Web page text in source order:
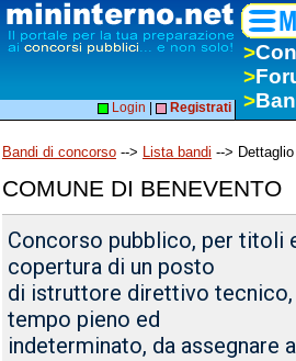
>
>
>
Login Registrati
Bandi di concorso --> Lista bandi -->
COMUNE DI BENEVENTO
Concorso pubblico, per titoli
copertura di un posto
di istruttore direttivo tecnico,
tempo pieno ed
indeterminato, da assegnare